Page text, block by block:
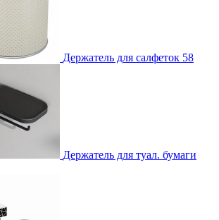
Держатель для салфеток 58
Держатель для туал. бумаги